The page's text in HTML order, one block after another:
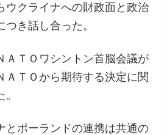
ウクライナへの財政面と政治
き話し合った。
ＡＴＯワシントン首脳会議が
ＡＴＯから期待する決定に関
とポーランドの連携は共通の